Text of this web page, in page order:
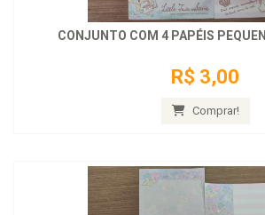
CONJUNTO COM 4 PAPÉIS
R$ 3,00
Comprar!